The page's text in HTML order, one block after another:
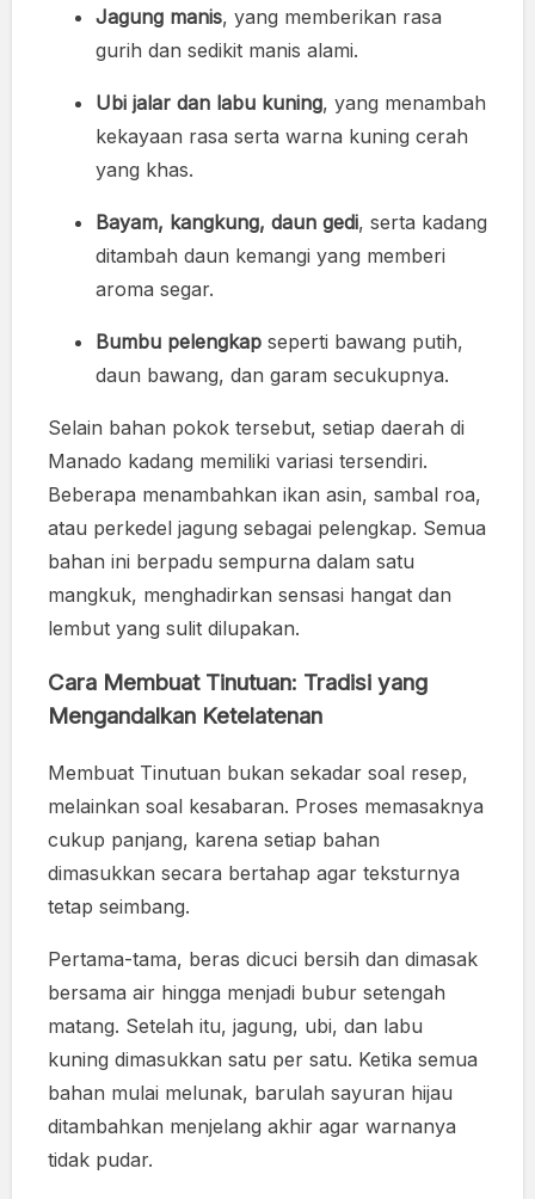
Jagung manis, yang memberikan rasa
gurih dan sedikit manis alami.
Ubi jalar dan labu kuning, yang menambah
kekayaan rasa serta warna kuning cerah
yang khas.
Bayam, kangkung, daun gedi, serta kadang
ditambah daun kemangi yang memberi
aroma segar.
Bumbu pelengkap seperti bawang putih,
daun bawang, dan garam secukupnya.
Selain bahan pokok tersebut, setiap daerah di
Manado kadang memiliki variasi tersendiri.
Beberapa menambahkan ikan asin, sambal roa,
atau perkedel jagung sebagai pelengkap. Semua
bahan ini berpadu sempurna dalam satu
mangkuk, menghadirkan sensasi hangat dan
lembut yang sulit dilupakan.
Cara Membuat Tinutuan: Tradisi yang
Mengandalkan Ketelatenan
Membuat Tinutuan bukan sekadar soal resep,
melainkan soal kesabaran. Proses memasaknya
cukup panjang, karena setiap bahan
dimasukkan secara bertahap agar teksturnya
tetap seimbang.
Pertama-tama, beras dicuci bersih dan dimasak
bersama air hingga menjadi bubur setengah
matang. Setelah itu, jagung, ubi, dan labu
kuning dimasukkan satu per satu. Ketika semua
bahan mulai melunak, barulah sayuran hijau
ditambahkan menjelang akhir agar warnanya
tidak pudar.